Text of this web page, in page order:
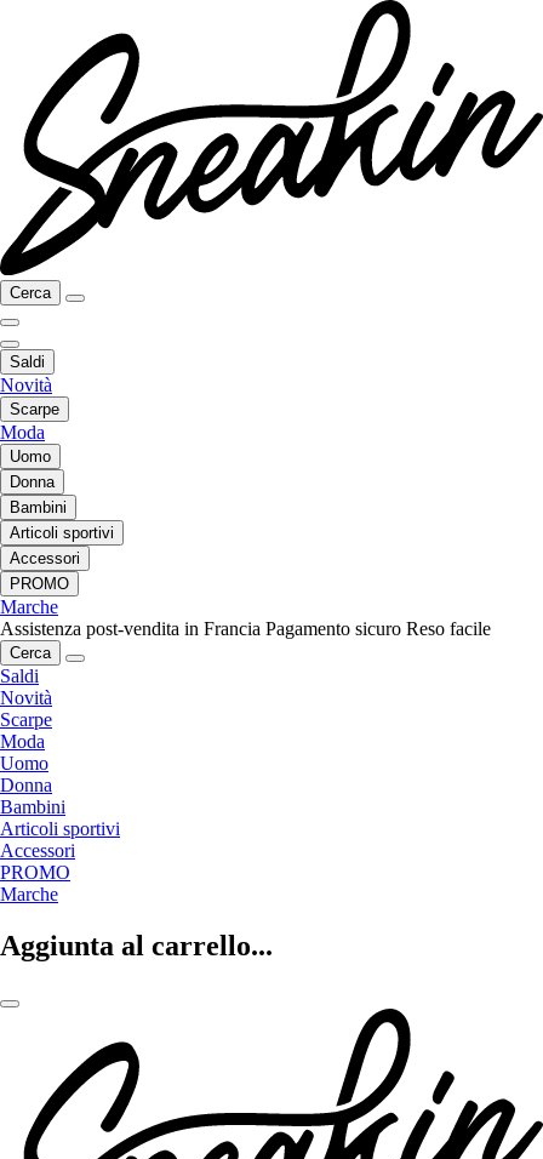
Cerca
Saldi
Novità
Scarpe
Moda
Uomo
Donna
Bambini
Articoli sportivi
Accessori
PROMO
Marche
Assistenza post-vendita in Francia Pagamento sicuro Reso facile
Cerca
Saldi
Novità
Scarpe
Moda
Uomo
Donna
Bambini
Articoli sportivi
Accessori
PROMO
Marche
Aggiunta al carrello...